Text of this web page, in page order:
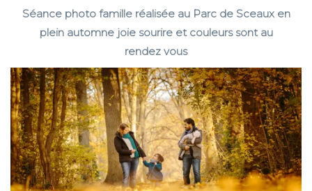
Séance photo famille réalisée au Parc de Sceaux en
plein automne joie sourire et couleurs sont au
rendez vous